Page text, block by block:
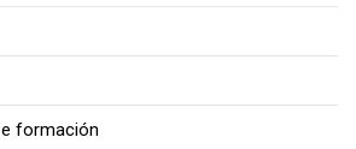
formación